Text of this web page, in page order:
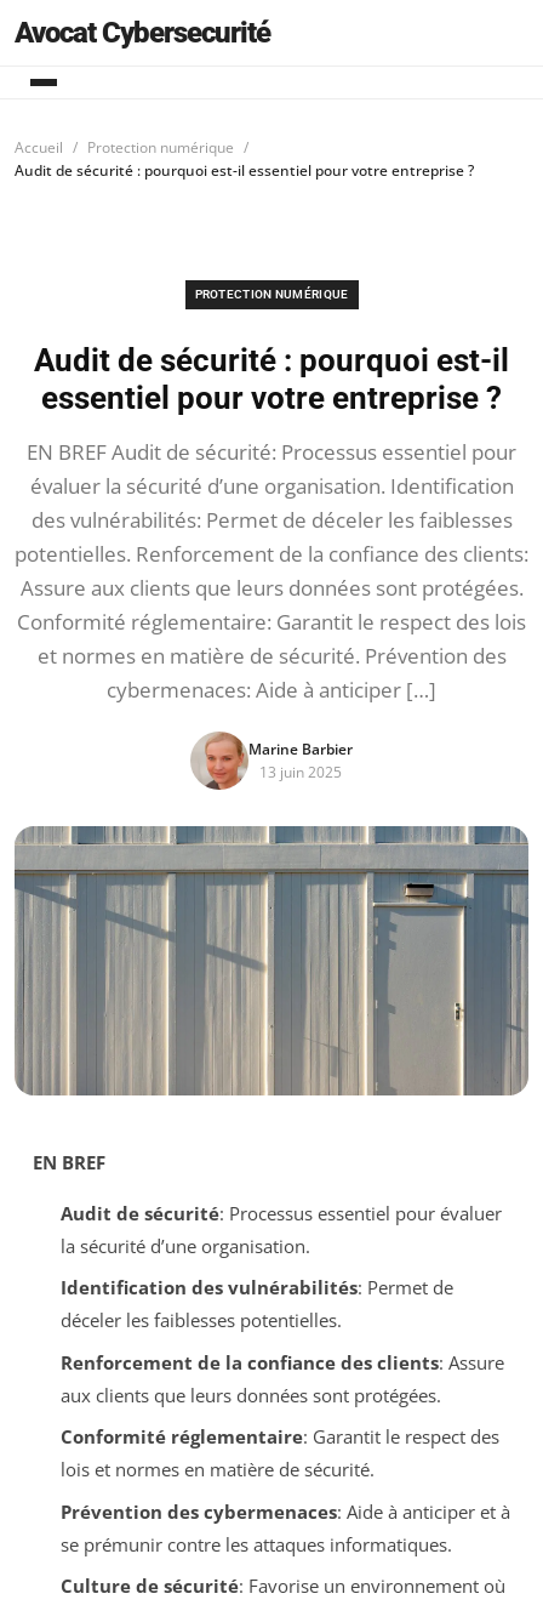
Avocat Cybersecurité
Accueil
Protection numérique
Audit de sécurité : pourquoi est-il essentiel pour votre entreprise ?
PROTECTION NUMÉRIQUE
Audit de sécurité : pourquoi est-il
essentiel pour votre entreprise ?
EN BREF Audit de sécurité: Processus essentiel pour
évaluer la sécurité d’une organisation. Identification
des vulnérabilités: Permet de déceler les faiblesses
potentielles. Renforcement de la confiance des clients:
Assure aux clients que leurs données sont protégées.
Conformité réglementaire: Garantit le respect des lois
et normes en matière de sécurité. Prévention des
cybermenaces: Aide à anticiper […]
Marine Barbier
13 juin 2025
EN BREF
Audit de sécurité: Processus essentiel pour évaluer
la sécurité d’une organisation.
Identification des vulnérabilités: Permet de
déceler les faiblesses potentielles.
Renforcement de la confiance des clients: Assure
aux clients que leurs données sont protégées.
Conformité réglementaire: Garantit le respect des
lois et normes en matière de sécurité.
Prévention des cybermenaces: Aide à anticiper et à
se prémunir contre les attaques informatiques.
Culture de sécurité: Favorise un environnement où